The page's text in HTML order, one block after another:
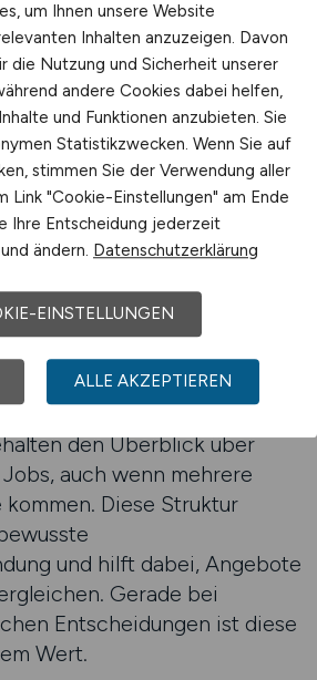
es Arbeitnehmern,
auszurichten. Anstatt
zu
sich Angebote fokussiert
eigenen Erfahrung und den
passen. Diese Fokussierung
dafür, dass die
Bau Jobs gelenkt wird, die
bieten. Eine
erhöht die Qualität der
unnötigen Aufwand.
beim Starten des
der Übersichtlichkeit.
den Überblick über
auch wenn mehrere
Diese Struktur
und hilft dabei, Angebote
Gerade bei
Entscheidungen ist diese
Wert.
um Ihnen unsere Website
Inhalten anzuzeigen. Davon
die Nutzung und Sicherheit unserer
andere Cookies dabei helfen,
und Funktionen anzubieten. Sie
Statistikzwecken. Wenn Sie auf
stimmen Sie der Verwendung aller
Link "Cookie-Einstellungen" am Ende
Ihre Entscheidung jederzeit
ändern. Datenschutzerklärung
EINSTELLUNGEN
ALLE AKZEPTIEREN